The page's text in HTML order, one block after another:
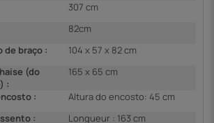
307 cm
82cm
de braço :
104 x 57 x 82 cm
(do
:
165 x 65 cm
:
Altura do encosto: 45 cm
:
Longueur : 163 cm